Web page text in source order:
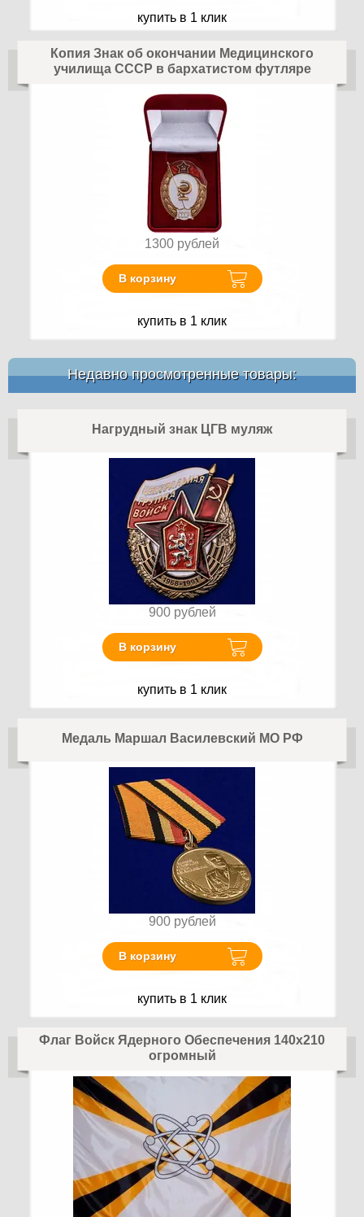
купить в 1 клик
Копия Знак об окончании Медицинского
училища СССР в бархатистом футляре
1300 рублей
В корзину
купить в 1 клик
Недавно просмотренные товары:
Нагрудный знак ЦГВ муляж
900 рублей
В корзину
купить в 1 клик
Медаль Маршал Василевский МО РФ
900 рублей
В корзину
купить в 1 клик
Флаг Войск Ядерного Обеспечения 140х210
огромный